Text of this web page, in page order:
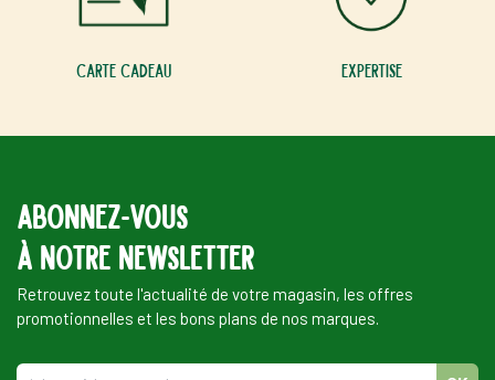
Carte cadeau Expertise
Abonnez-vous
à notre newsletter
Retrouvez toute l'actualité de votre magasin, les offres
promotionnelles et les bons plans de nos marques.